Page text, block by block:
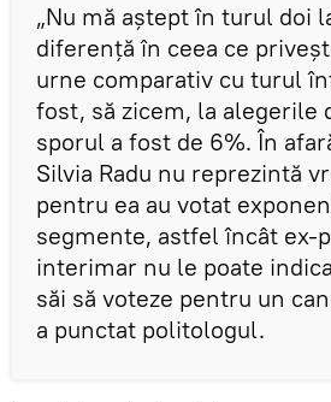
„Nu mă aștept în turul doi
diferență în ceea ce
urne comparativ cu turul
fost, să zicem, la alegerile
sporul a fost de 6%. În
Silvia Radu nu reprezintă
pentru ea au votat
segmente, astfel încât ex-
interimar nu le poate
săi să voteze pentru un
a punctat politologul.